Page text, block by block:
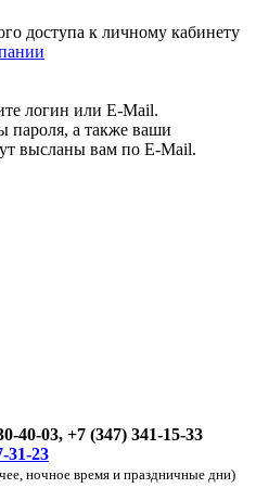
доступа к личному кабинету
логин или E-Mail.
пароля, а также ваши
высланы вам по E-Mail.
40-03, +7 (347) 341-15-33
31-23
ночное время и праздничные дни)